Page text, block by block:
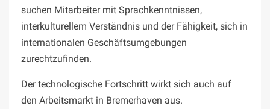
suchen Mitarbeiter mit Sprachkenntnissen,
interkulturellem Verständnis und der Fähigkeit, sich in
internationalen Geschäftsumgebungen
zurechtzufinden.
Der technologische Fortschritt wirkt sich auch auf
den Arbeitsmarkt in Bremerhaven aus.